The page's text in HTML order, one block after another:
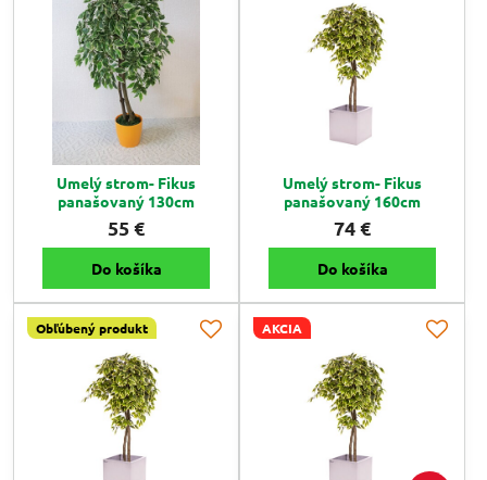
Umelý strom- Fikus
panašovaný 130cm
55 €
Do košíka
Umelý strom- Fikus
panašovaný 160cm
74 €
Do košíka
Obľúbený produkt AKCIA